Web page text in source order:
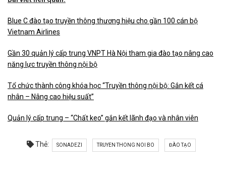
Blue C đào tạo truyền thông thương hiệu cho gần 100 cán bộ
Vietnam Airlines
Gần 30 quản lý cấp trung VNPT Hà Nội tham gia đào tạo nâng cao
năng lực truyền thông nội bộ
Tổ chức thành công khóa học “Truyền thông nội bộ: Gắn kết cá
nhân – Nâng cao hiệu suất”
Quản lý cấp trung – “Chất keo” gắn kết lãnh đạo và nhân viên
Thẻ: SONADEZI TRUYEN THONG NOI BO ĐÀO TẠO